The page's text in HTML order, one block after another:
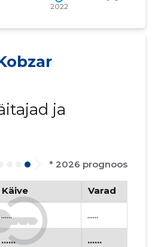
ja
* 2026 prognoos
Käive Varad
...... ......
...... ......